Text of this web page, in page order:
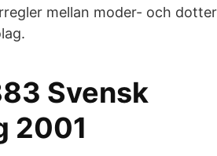
mellan moder- och
Svensk
2001